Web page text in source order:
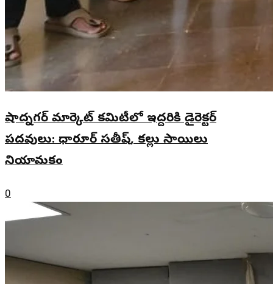
షాద్నగర్ మార్కెట్ కమిటీలో ఇద్దరికి డైరెక్టర్
పదవులు: ధారూర్ సతీష్, కల్లు సాయిలు
నియామకం
0